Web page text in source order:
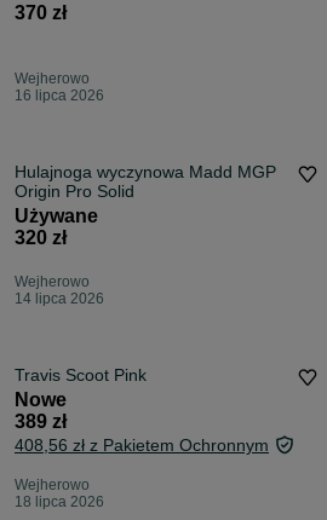
370 zł
Wejherowo
16 lipca 2026
Hulajnoga wyczynowa Madd MGP
Origin Pro Solid
Używane
320 zł
Wejherowo
14 lipca 2026
Travis Scoot Pink
Nowe
389 zł
408,56 zł z Pakietem Ochronnym
Wejherowo
18 lipca 2026